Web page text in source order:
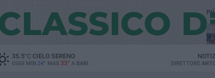
35.5°CCIELO SERENO
OGGI MIN 24° MAX 33° A BARI DIRETTORE